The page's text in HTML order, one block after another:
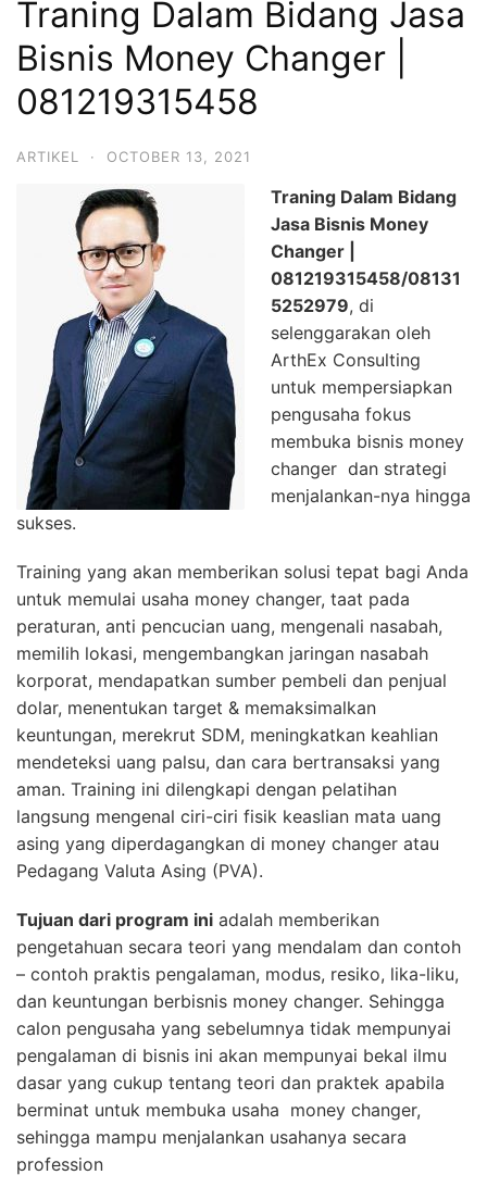
Traning Dalam Bidang Jasa
Bisnis Money Changer |
081219315458
ARTIKEL · OCTOBER 13, 2021
Traning Dalam Bidang
Jasa Bisnis Money
Changer |
081219315458/08131
5252979, di
selenggarakan oleh
ArthEx Consulting
untuk mempersiapkan
pengusaha fokus
membuka bisnis money
changer dan strategi
menjalankan-nya hingga
sukses.
Training yang akan memberikan solusi tepat bagi Anda
untuk memulai usaha money changer, taat pada
peraturan, anti pencucian uang, mengenali nasabah,
memilih lokasi, mengembangkan jaringan nasabah
korporat, mendapatkan sumber pembeli dan penjual
dolar, menentukan target & memaksimalkan
keuntungan, merekrut SDM, meningkatkan keahlian
mendeteksi uang palsu, dan cara bertransaksi yang
aman. Training ini dilengkapi dengan pelatihan
langsung mengenal ciri-ciri fisik keaslian mata uang
asing yang diperdagangkan di money changer atau
Pedagang Valuta Asing (PVA).
Tujuan dari program ini adalah memberikan
pengetahuan secara teori yang mendalam dan contoh
– contoh praktis pengalaman, modus, resiko, lika-liku,
dan keuntungan berbisnis money changer. Sehingga
calon pengusaha yang sebelumnya tidak mempunyai
pengalaman di bisnis ini akan mempunyai bekal ilmu
dasar yang cukup tentang teori dan praktek apabila
berminat untuk membuka usaha money changer,
sehingga mampu menjalankan usahanya secara
profession